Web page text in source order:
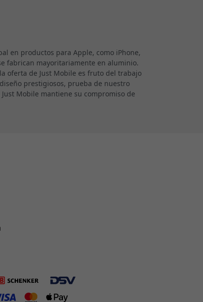
en productos para Apple, como iPhone,
fabrican mayoritariamente en aluminio.
oferta de Just Mobile es fruto del trabajo
prestigiosos, prueba de nuestro
Mobile mantiene su compromiso de